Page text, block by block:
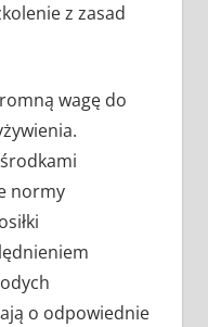
z zasad
wagę do
normy
o odpowiednie